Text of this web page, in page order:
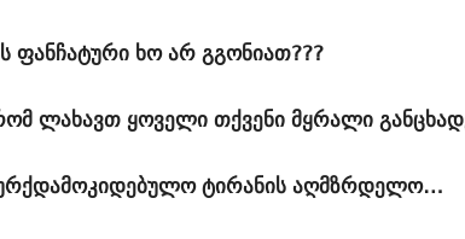
ფანჩატური ხო არ გგონიათ???
ლახავთ ყოველი თქვენი მყრალი
ტირანის აღმზრდელო…